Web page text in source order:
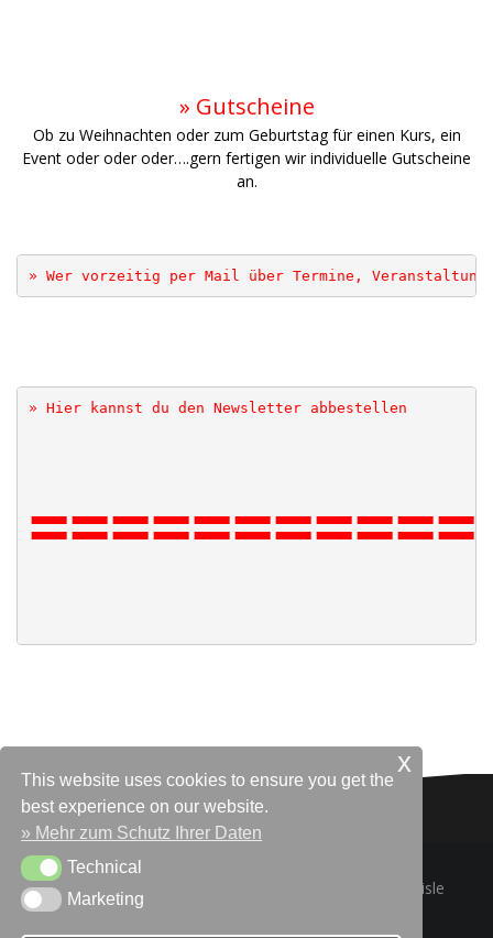
» Gutscheine
Ob zu Weihnachten oder zum Geburtstag für einen Kurs, ein
Event oder oder oder….gern fertigen wir individuelle Gutscheine
an.
» Wer vorzeitig per Mail über Termine,
» Hier kannst du den Newsletter abbestellen
Powered by WordPress by Themeisle
Datenschutz Kontakt & Anfahrt Impressum
This website uses cookies to ensure you get the
best experience on our website.
» Mehr zum Schutz Ihrer Daten
TechnicalTechnical
MarketingMarketing
x